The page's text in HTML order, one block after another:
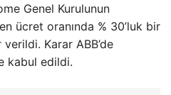
Genel Kurulunun
ücret oranında % 30’luk bir
Karar ABB’de
kabul edildi.